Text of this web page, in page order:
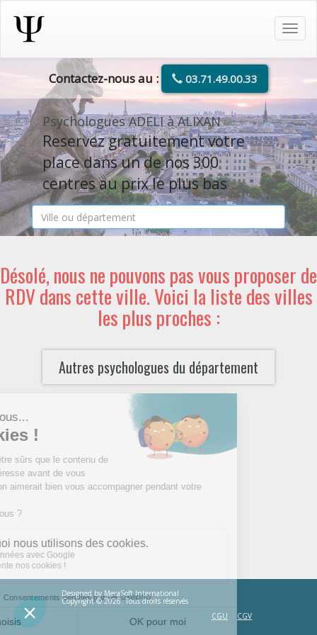
Contactez-nous au : 03.71.49.00.33
Psychologues ADELI à ALIXAN
Reservez gratuitement votre
place dans un de nos 300
centres au prix le plus bas
Désolé, nous ne pouvons pas vous proposer de
RDV dans cette ville. Voici la liste des villes
les plus proches :
Autres psychologues du département
Designed by MecaSoft International
Copyright © 2026. Tous droits réservés
CGU
CGV